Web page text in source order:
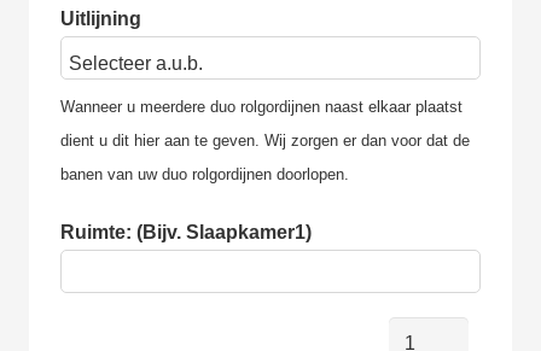
Uitlijning
Wanneer u meerdere duo rolgordijnen naast elkaar plaatst
dient u dit hier aan te geven. Wij zorgen er dan voor dat de
banen van uw duo rolgordijnen doorlopen.
Ruimte: (Bijv. Slaapkamer1)
BASIC